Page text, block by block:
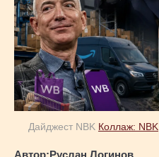
Дайджест NBK Коллаж: NBK